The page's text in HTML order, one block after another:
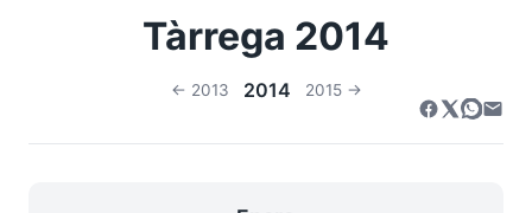
Tàrrega 2014
← 2013 2014 2015 →